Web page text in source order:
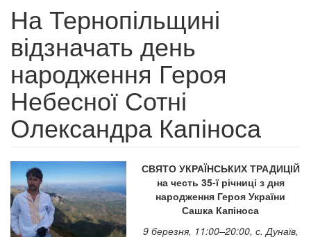
На Тернопільщині
відзначать день
народження Героя
Небесної Сотні
Олександра Капіноса
СВЯТО УКРАЇНСЬКИХ ТРАДИЦІЙ
на честь 35-ї річниці з дня
народження Героя України
Сашка Капіноса
9 березня, 11:00–20:00, с. Дунаїв,